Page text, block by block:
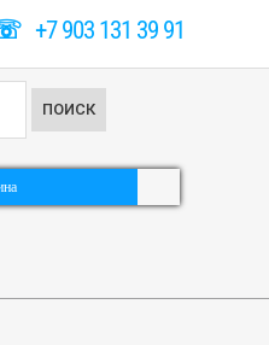
+7 903 131 39 91
ПОИСК